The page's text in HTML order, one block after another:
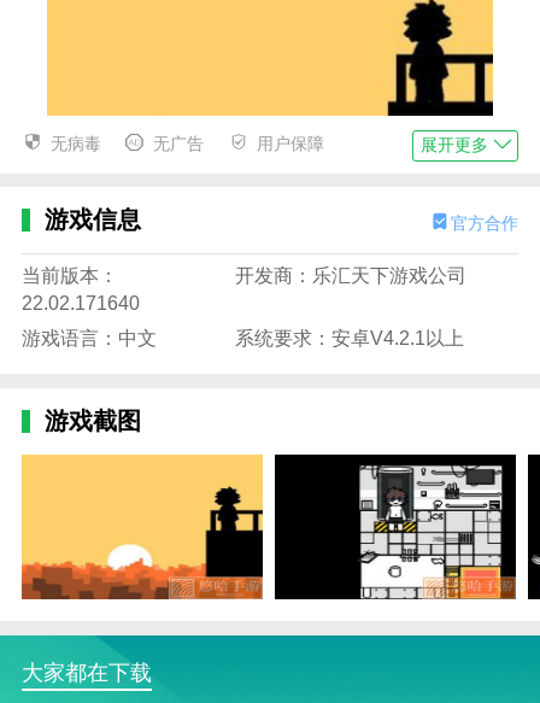
changed描述
1.可以在changed游戏中自由的进行各种操作，玩的不
2.changed游戏中有很多有趣的游戏情节。你可以在这
里自由设置。
3.游戏中有很多不同的关卡，每个关卡的难度都不一
样。快来下载changed。
4.你可以在游戏中体验各种非常有趣的玩法。有很多烧
脑的谜题。
1.你需要在changed游戏中不断搜索才能找到更多的线
索。来免费下载吧。
无病毒 无广告 用户保障 展开更多
游戏信息 官方合作
当前版本：
22.02.171640
开发商：乐汇天下游戏公司
游戏语言：中文 系统要求：安卓V4.2.1以上
游戏截图
大家都在下载